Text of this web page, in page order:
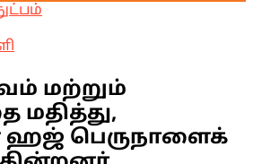
மற்றும்
மதித்து,
ஹஜ் பெருநாளைக்